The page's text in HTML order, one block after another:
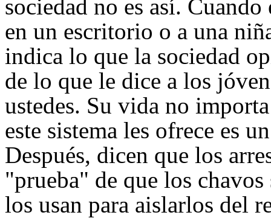
sociedad no es así.
en un escritorio o a una
indica lo que la sociedad
de lo que le dice a los
ustedes. Su vida no
este sistema les ofrece es
Después, dicen que los
"prueba" de que los
los usan para aislarlos del